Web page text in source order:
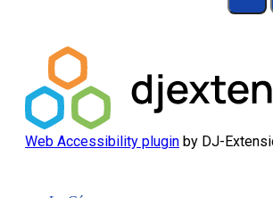
Web Accessibility plugin by DJ-